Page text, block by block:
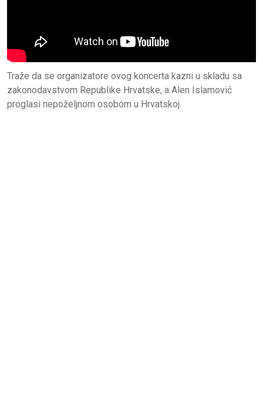
Traže da se organizatore ovog koncerta kazni u skladu sa
zakonodavstvom Republike Hrvatske, a Alen Islamović
proglasi nepoželjnom osobom u Hrvatskoj.